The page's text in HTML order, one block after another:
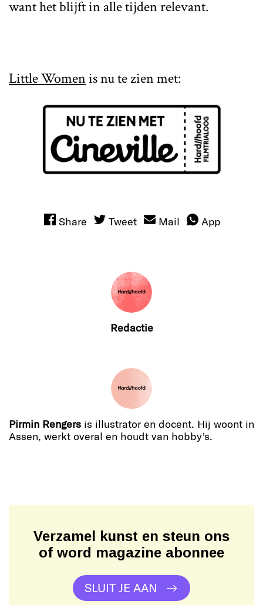
want het blijft in alle tijden relevant.
Little Womenis nu te zien met:
Share Tweet Mail App
Redactie
Pirmin Rengers is illustrator en docent. Hij woont in
Assen, werkt overal en houdt van hobby's.
Verzamel kunst en steun ons
of word magazine abonnee
SLUIT JE AAN